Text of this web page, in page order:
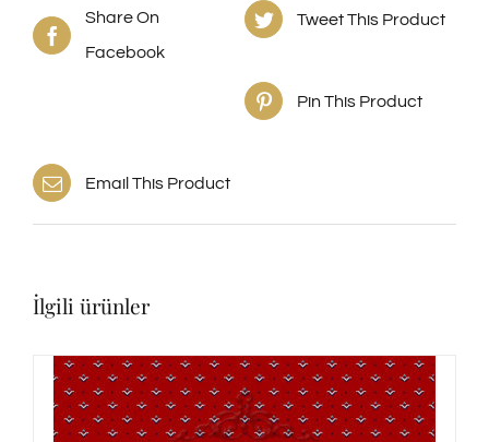
Share On
Facebook
Tweet This Product
Pin This Product
Email This Product
İlgili ürünler